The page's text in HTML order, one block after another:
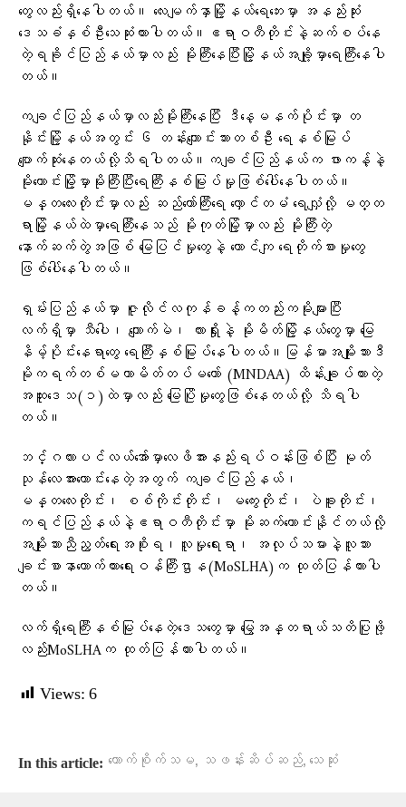
တွေလည်းရှိနေပါတယ်။ လေးမျက်နှာမြို့နယ်ရေဘေးမှာ အနည်းဆုံး
ဒေသခံနှစ်ဦးသေဆုံးထားပါတယ်။ဧရာဝတီတိုင်းနဲ့ဆက်စပ်နေ
တဲ့ရခိုင်ပြည်နယ်မှာလည်း မိုးကြီးနေပြီးမြို့နယ်အချို့မှာရေကြီးနေပါ
တယ်။
ကချင်ပြည်နယ်မှာလည်းမိုးကြီးနေပြီး ဒီနေ့မနက်ပိုင်းမှာ တ
နိုင်းမြို့နယ်အတွင်း ၆ တန်းကျောင်းသားတစ်ဦး ရေနစ်မြုပ်
ပျောက်ဆုံးနေတယ်လို့သိရပါတယ်။ကချင်ပြည်နယ်က ဖားကန့်နဲ့
မိုး‌ကောင်းမြို့မှာမိုးကြီးပြီးရေကြီးနစ်မြုပ်မှုဖြစ်ပေါ်နေပါတယ်။
မန္တလေးတိုင်းမှာလည်း ဆည်တော်ကြီးရေ လှောင်တမံ ရေလျှံလို့ မတ္တ
ရာမြို့နယ်ထဲမှာရေကြီးနေသည် မိုးကုတ်မြို့မှာလည်း မိုးကြီးတဲ့
နောက်ဆက်တွဲအဖြစ် မြေပြင်မှုတွေနဲ့ တောင်ကျ‌ ရေတိုက်စားမှုတွေ
ဖြစ်ပေါ်နေပါတယ်။
ရှမ်းပြည်နယ်မှာ ဇူလိုင်လကုန်ခန့်ကတည်းကမိုးများပြီး
လက်ရှိမှာ သီပေါ၊ ကျောက်မဲ၊ လားရှိုးနဲ့ မိုးမိတ်မြို့နယ်တွေမှာ မြေ
နိမ့်ပိုင်းနေရာတွေ ရေကြီးနှစ်မြုပ်နေပါတယ်။မြန်မာအမျိုးသားဒီ
မိုကရက်တစ်မဟာမိတ်တပ်မတော် (MNDAA) ထိန်းချုပ်ထားတဲ့
အထူးဒေသ(၁)ထဲမှာလည်း မြေပြိုမှုတွေဖြစ်နေတယ်လို့ သိရပါ
တယ်။
ဘင်္ဂလားပင်လယ်အော်မှာလေဖိအားနည်းရပ်ဝန်းဖြစ်ပြီး မုတ်
သုန်လေအားကောင်းနေတဲ့အတွက် ကချင်ပြည်နယ်၊
မန္တလေးတိုင်း၊ စစ်ကိုင်းတိုင်း၊ မကွေးတိုင်း၊ ပဲခူးတိုင်း၊
ကရင်ပြည်နယ်နဲ့ဧရာဝတီတိုင်းမှာ မိုးဆက်ကောင်းနိုင်တယ်လို့
အမျိုးသားညီညွတ်ရေးအစိုးရ၊လူမှုရေးရာ၊ အလုပ်သမားနဲ့လူသား
ချင်းစာနာထောက်ထားရေးဝန်ကြီးဌာန(MoSLHA)က ထုတ်ပြန်ထားပါ
တယ်။
လက်ရှိရေကြီးနစ်မြုပ်နေတဲ့ဒေသတွေမှာ မြွေအန္တရာယ်သတိပြုဖို့
လည်းMoSLHAက ထုတ်ပြန်ထားပါတယ်။
Views: 6
In this article: ကောက်စိုက်သမ, သဖန်းဆိပ်ဆည်, သေဆုံး